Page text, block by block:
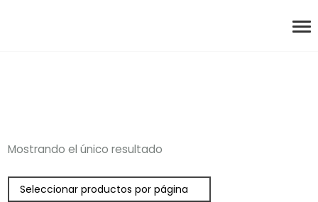
Mostrando el único resultado